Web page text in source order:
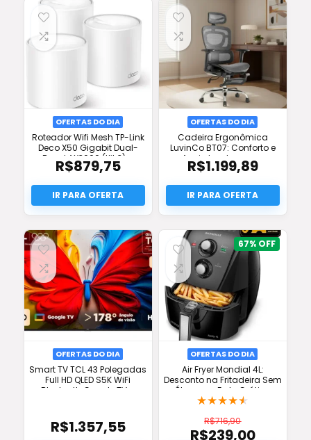
OFERTAS DO DIA
Roteador Wifi Mesh TP-Link
Deco X50 Gigabit Dual-
Band AX3000 (Kit 3) –
Desconto e Frete Grátis!
R$879,75
OFERTAS DO DIA
Cadeira Ergonômica
LuvinCo BT07: Conforto e
Apoio Lombar para
Produtividade Full
R$1.199,89
OFERTAS DO DIA
Smart TV TCL 43 Polegadas
Full HD QLED S5K WiFi
Bluetooth Google TV –
R$1.357,55
67%
OFERTAS DO DIA
Air Fryer Mondial 4L:
Desconto na Fritadeira Sem
Óleo com Frete Grátis e
Oferta Full
★★★★★
R$716,90
O
R$239,00